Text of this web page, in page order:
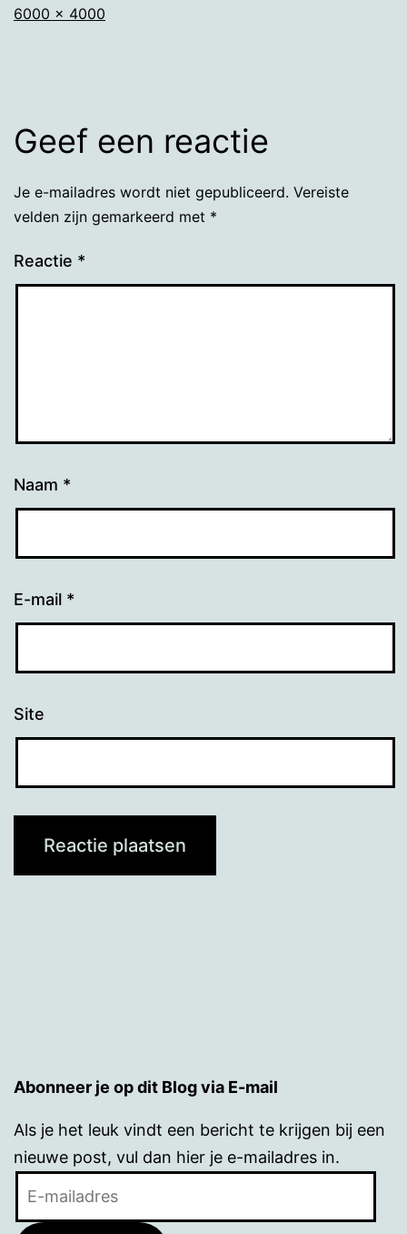
Volledige
6000 × 4000
Geef een reactie
Je e-mailadres wordt niet gepubliceerd. Vereiste
velden zijn gemarkeerd met *
Reactie *
Naam *
E-mail *
Site
Abonneer je op dit Blog via E-mail
Als je het leuk vindt een bericht te krijgen bij een
nieuwe post, vul dan hier je e-mailadres in.